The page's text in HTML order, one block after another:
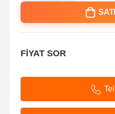
FİYAT SOR